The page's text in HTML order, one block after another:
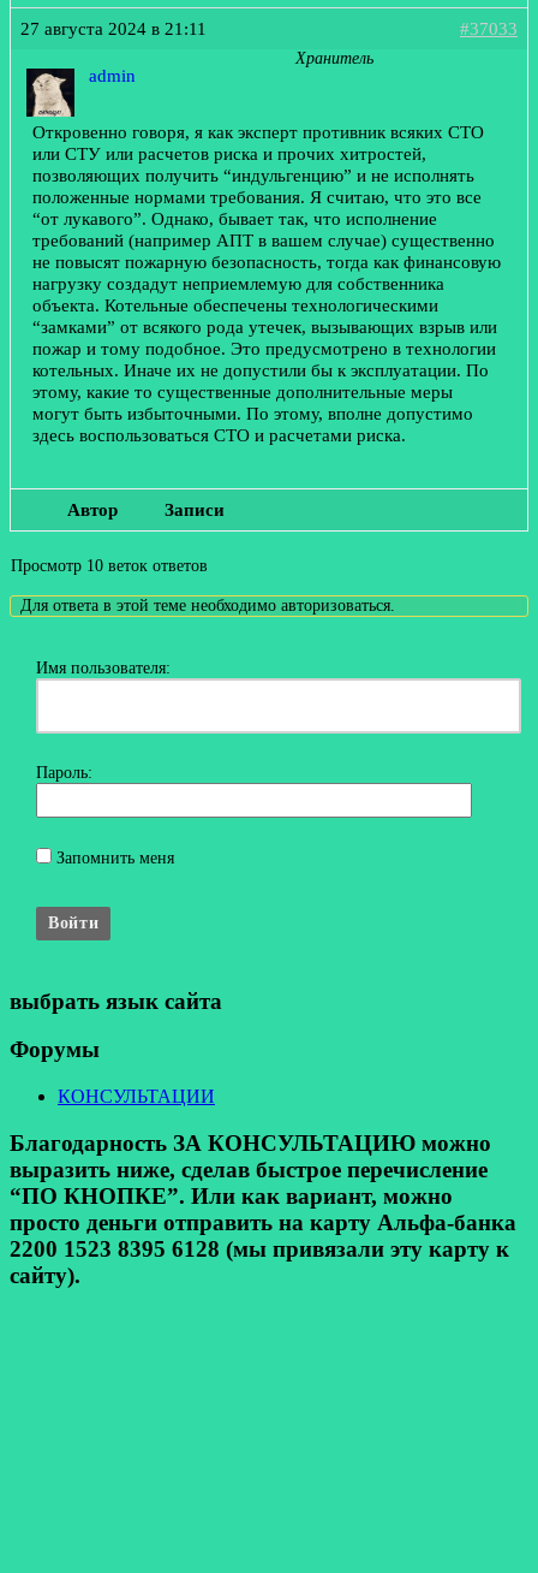
27 августа 2024 в 21:11 #37033
admin
Хранитель
Откровенно говоря, я как эксперт противник всяких СТО
или СТУ или расчетов риска и прочих хитростей,
позволяющих получить “индульгенцию” и не исполнять
положенные нормами требования. Я считаю, что это все
“от лукавого”. Однако, бывает так, что исполнение
требований (например АПТ в вашем случае) существенно
не повысят пожарную безопасность, тогда как финансовую
нагрузку создадут неприемлемую для собственника
объекта. Котельные обеспечены технологическими
“замками” от всякого рода утечек, вызывающих взрыв или
пожар и тому подобное. Это предусмотрено в технологии
котельных. Иначе их не допустили бы к эксплуатации. По
этому, какие то существенные дополнительные меры
могут быть избыточными. По этому, вполне допустимо
здесь воспользоваться СТО и расчетами риска.
Автор Записи
Просмотр 10 веток ответов
Для ответа в этой теме необходимо авторизоваться.
Имя пользователя:
Пароль:
Запомнить меня
Войти
выбрать язык сайта
Форумы
КОНСУЛЬТАЦИИ
Благодарность ЗА КОНСУЛЬТАЦИЮ можно
выразить ниже, сделав быстрое перечисление
“ПО КНОПКЕ”. Или как вариант, можно
просто деньги отправить на карту Альфа-банка
2200 1523 8395 6128 (мы привязали эту карту к
сайту).